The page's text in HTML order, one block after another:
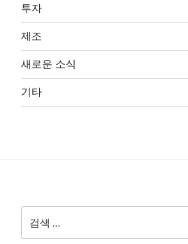
투자
제조
새로운 소식
기타
색: